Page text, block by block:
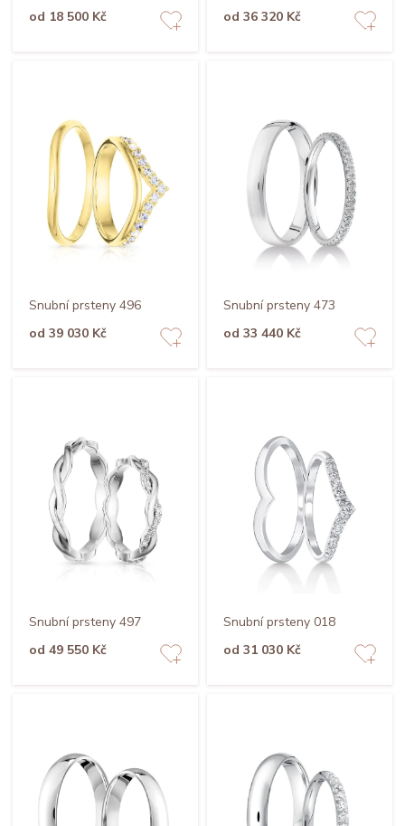
od 18 500 Kč od 36 320 Kč
Snubní prsteny 496
od 39 030 Kč
Snubní prsteny 473
od 33 440 Kč
Snubní prsteny 497
od 49 550 Kč
Snubní prsteny 018
od 31 030 Kč